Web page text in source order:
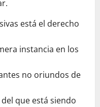
está el derecho
instancia en los
no oriundos de
que está siendo